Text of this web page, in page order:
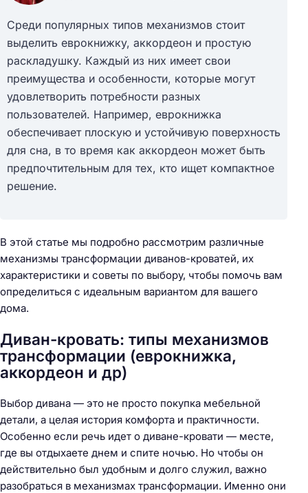
Среди популярных типов механизмов стоит
выделить еврокнижку, аккордеон и простую
раскладушку. Каждый из них имеет свои
преимущества и особенности, которые могут
удовлетворить потребности разных
пользователей. Например, еврокнижка
обеспечивает плоскую и устойчивую поверхность
для сна, в то время как аккордеон может быть
предпочтительным для тех, кто ищет компактное
решение.
В этой статье мы подробно рассмотрим различные
механизмы трансформации диванов-кроватей, их
характеристики и советы по выбору, чтобы помочь вам
определиться с идеальным вариантом для вашего
дома.
Диван-кровать: типы механизмов
трансформации (еврокнижка,
аккордеон и др)
Выбор дивана — это не просто покупка мебельной
детали, а целая история комфорта и практичности.
Особенно если речь идет о диване-кровати — месте,
где вы отдыхаете днем и спите ночью. Но чтобы он
действительно был удобным и долго служил, важно
разобраться в механизмах трансформации. Именно они